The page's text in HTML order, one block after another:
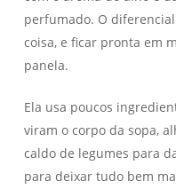
perfumado. O
coisa, e ficar pronta em
panela.
Ela usa poucos
viram o corpo da sopa,
caldo de legumes para
para deixar tudo bem